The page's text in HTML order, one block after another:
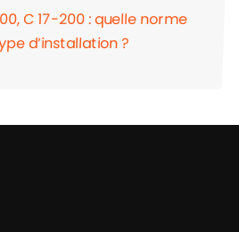
C 17-200 : quelle norme
d’installation ?